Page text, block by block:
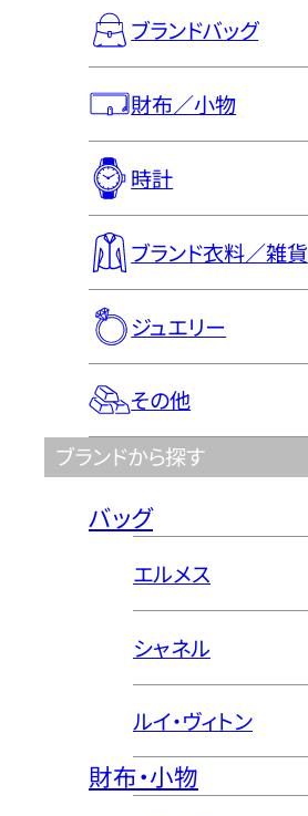
ブランドバッグ
財布／小物
時計
ブランド衣料／雑貨
ジュエリー
その他
ブランドから探す
バッグ
エルメス
シャネル
ルイ・ヴィトン
財布・小物